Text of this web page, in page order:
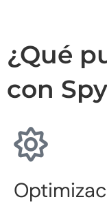
¿Qué
con